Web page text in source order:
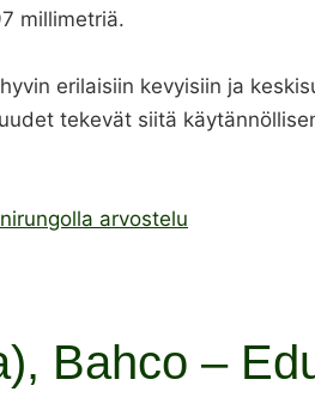
millimetriä.
erilaisiin kevyisiin ja
tekevät siitä
arvostelu
Bahco –